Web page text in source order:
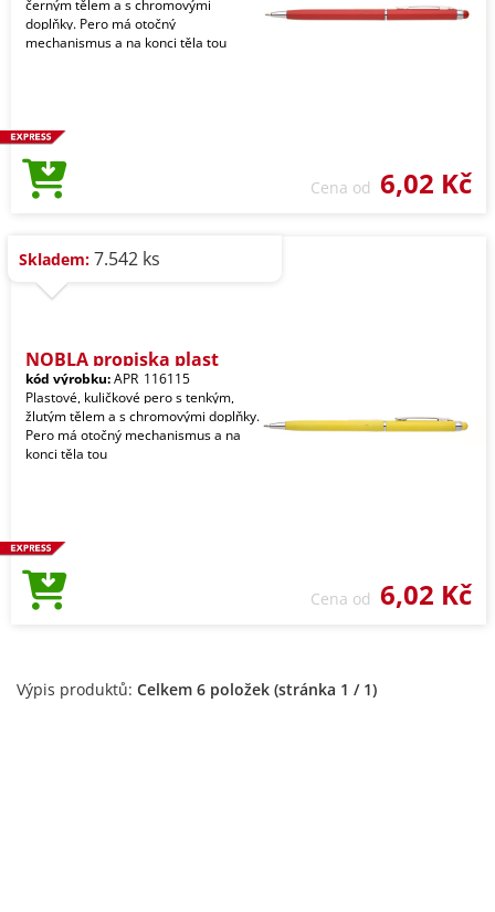
černým tělem a s chromovými
doplňky. Pero má otočný
mechanismus a na konci těla tou
Cena od 6,02 Kč
Skladem: 7.542 ks
NOBLA propiska plast
kód výrobku:APR_116115
Plastové, kuličkové pero s tenkým,
žlutým tělem a s chromovými doplňky.
Pero má otočný mechanismus a na
konci těla tou
Cena od 6,02 Kč
Výpis produktů: Celkem 6 položek (stránka 1 / 1)